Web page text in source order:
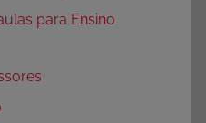
para Ensino